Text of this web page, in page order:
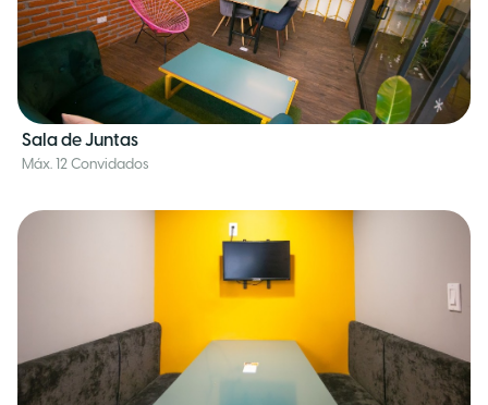
Sala de Juntas
Máx. 12 Convidados